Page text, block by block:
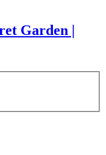
Garden |